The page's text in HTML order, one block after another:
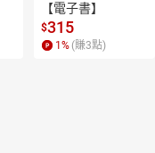
【電子書】
$315
1 % (賺3點)